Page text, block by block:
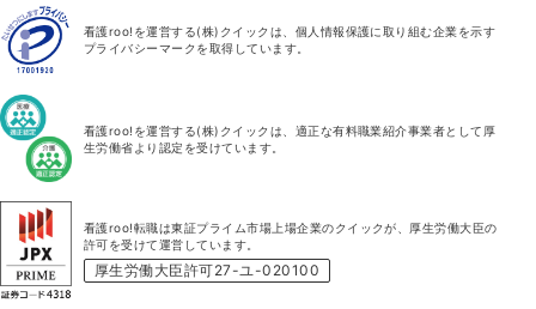
看護roo!を運営する(株)クイックは、個人情報保護に取り組む企業を示す
プライバシーマークを取得しています。
看護roo!を運営する(株)クイックは、適正な有料職業紹介事業者として厚
生労働省より認定を受けています。
看護roo!転職は東証プライム市場上場企業のクイックが、厚生労働大臣の
許可を受けて運営しています。
厚生労働大臣許可27-ユ-020100